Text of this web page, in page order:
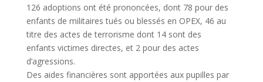
126 adoptions ont été prononcées, dont 78 pour des
enfants de militaires tués ou blessés en OPEX, 46 au
titre des actes de terrorisme dont 14 sont des
enfants victimes directes, et 2 pour des actes
d’agressions.
Des aides financières sont apportées aux pupilles par